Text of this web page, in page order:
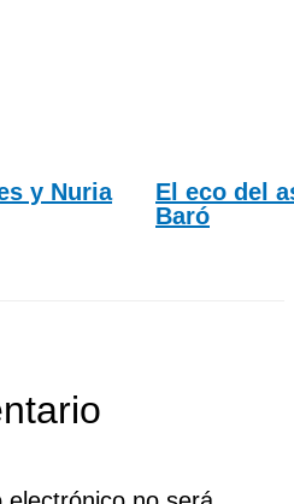
y Nuria
El eco del
Baró